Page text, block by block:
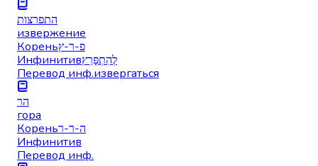
התפרצות
извержение
Кореньפ-ר-ץ
Инфинитивלְהִתְפָּרֵץ
Перевод инф.извергаться
הר
гора
Кореньה-ר-ר
Инфинитив
Перевод инф.